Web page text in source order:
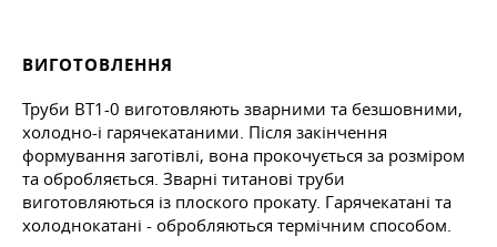
ВИГОТОВЛЕННЯ
Труби ВТ1-0 виготовляють зварними та безшовними,
холодно-і гарячекатаними. Після закінчення
формування заготівлі, вона прокочується за розміром
та обробляється. Зварні титанові труби
виготовляються із плоского прокату. Гарячекатані та
холоднокатані - обробляються термічним способом.